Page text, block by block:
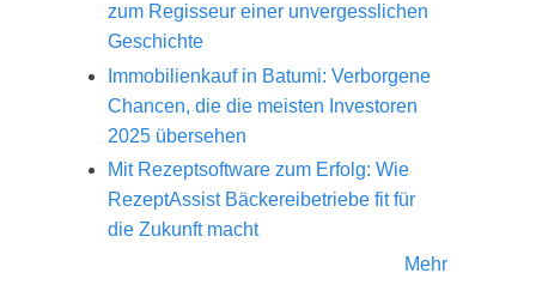
zum Regisseur einer unvergesslichen
Geschichte
Immobilienkauf in Batumi: Verborgene
Chancen, die die meisten Investoren
2025 übersehen
Mit Rezeptsoftware zum Erfolg: Wie
RezeptAssist Bäckereibetriebe fit für
die Zukunft macht
Mehr